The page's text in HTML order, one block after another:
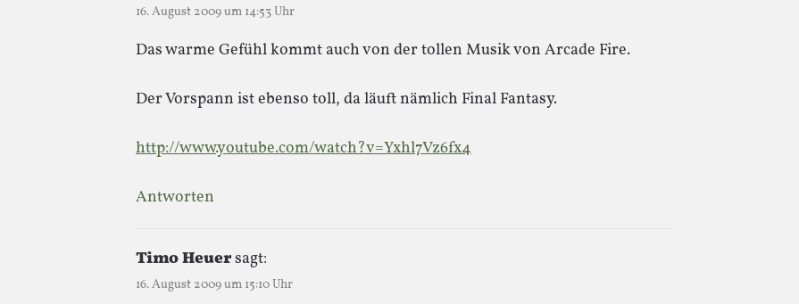
16. August 2009 um 14:53 Uhr
Das warme Gefühl kommt auch von der tollen Musik von Arcade Fire.
Der Vorspann ist ebenso toll, da läuft nämlich Final Fantasy.
http://www.youtube.com/watch?v=Yxhl7Vz6fx4
Antworten
Timo Heuersagt:
16. August 2009 um 15:10 Uhr